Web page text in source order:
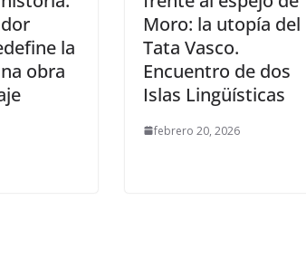
la
obra
Moro: la utopía del
Tata Vasco.
Encuentro de dos
Islas Lingüísticas
febrero 20, 2026